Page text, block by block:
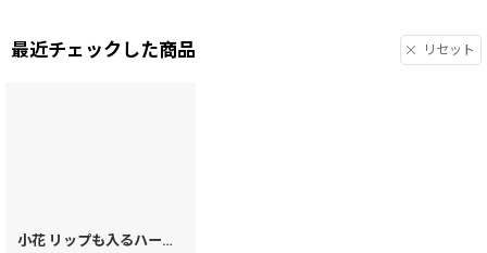
最近チェックした商品 リセット
小花 リップも入るハートまちの小物入れ